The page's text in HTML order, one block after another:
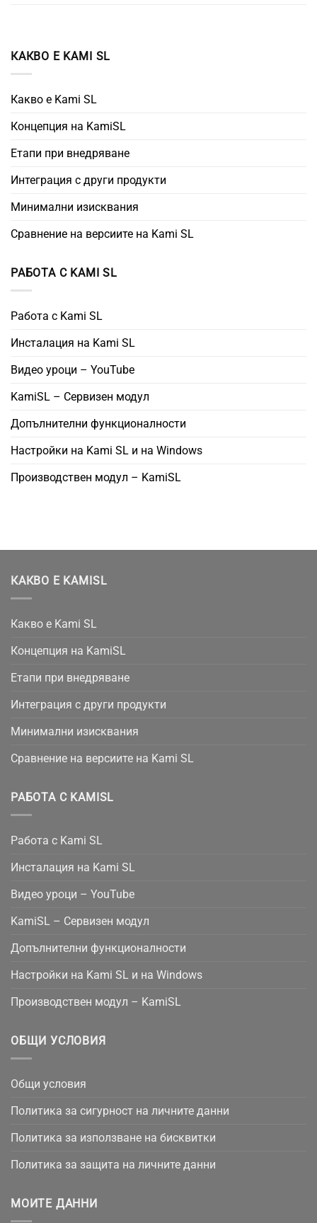
КАКВО Е KAMI SL
Какво е Kami SL
Концепция на KamiSL
Етапи при внедряване
Интеграция с други продукти
Минимални изисквания
Сравнение на версиите на Kami SL
РАБОТА С KAMI SL
Работа с Kami SL
Инсталация на Kami SL
Видео уроци – YouTube
KamiSL – Сервизен модул
Допълнителни функционалности
Настройки на Kami SL и на Windows
Производствен модул – KamiSL
КАКВО Е KAMISL
Какво е Kami SL
Концепция на KamiSL
Етапи при внедряване
Интеграция с други продукти
Минимални изисквания
Сравнение на версиите на Kami SL
РАБОТА С KAMISL
Работа с Kami SL
Инсталация на Kami SL
Видео уроци – YouTube
KamiSL – Сервизен модул
Допълнителни функционалности
Настройки на Kami SL и на Windows
Производствен модул – KamiSL
ОБЩИ УСЛОВИЯ
Общи условия
Политика за сигурност на личните данни
Политика за използване на бисквитки
Политика за защита на личните данни
МОИТЕ ДАННИ